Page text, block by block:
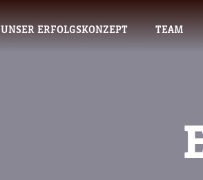
UNSER ERFOLGSKONZEPT TEAM